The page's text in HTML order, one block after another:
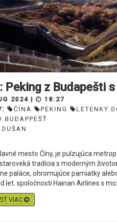
Peking z Budapešti
2024 |
18:27
ČÍNA PEKING LETENKY
BUDAPPEŠŤ
DUŠAN
mesto Číny, je pulzujúca
tradícia s moderným
paláce, ohromujúce pamiatky
let. spoločnosti Hainan Airlines s
VIAC